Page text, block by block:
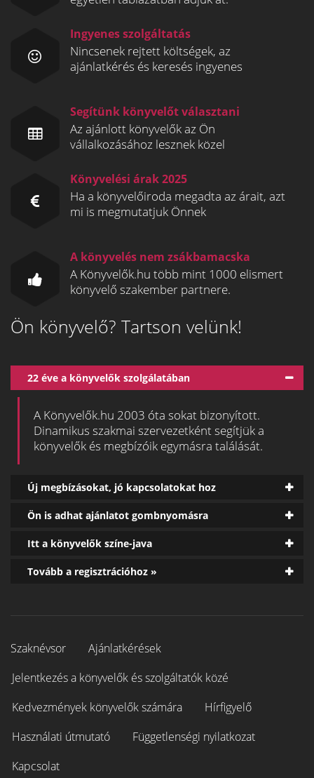
Ingyenes szolgáltatás
Nincsenek rejtett költségek, az
ajánlatkérés és keresés ingyenes
Segítünk könyvelőt választani
Az ajánlott könyvelők az Ön
vállalkozásához lesznek közel
Könyvelési árak 2025
Ha a könyvelőiroda megadta az árait, azt
mi is megmutatjuk Önnek
A könyvelés nem zsákbamacska
A Könyvelők.hu több mint 1000 elismert
könyvelő szakember partnere.
Ön könyvelő? Tartson velünk!
22 éve a könyvelők szolgálatában
A Könyvelők.hu 2003 óta sokat bizonyított.
Dinamikus szakmai szervezetként segítjük a
könyvelők és megbízóik egymásra találását.
Új megbízásokat, jó kapcsolatokat hoz
Ön is adhat ajánlatot gombnyomásra
Itt a könyvelők színe-java
Tovább a regisztrációhoz »
Szaknévsor
Ajánlatkérések
Jelentkezés a könyvelők és szolgáltatók közé
Kedvezmények könyvelők számára
Hírfigyelő
Használati útmutató
Függetlenségi nyilatkozat
Kapcsolat